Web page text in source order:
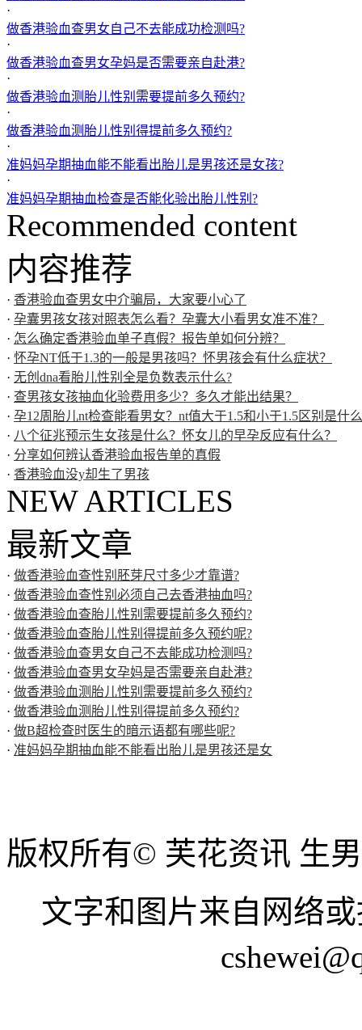
·
做香港验血查男女自己不去能成功检测吗?
·
做香港验血查男女孕妈是否需要亲自赴港?
·
做香港验血测胎儿性别需要提前多久预约?
·
做香港验血测胎儿性别得提前多久预约?
·
准妈妈孕期抽血能不能看出胎儿是男孩还是女孩?
·
准妈妈孕期抽血检查是否能化验出胎儿性别?
Recommended content
内容推荐
· 香港验血查男女中介骗局，大家要小心了
· 孕囊男孩女孩对照表怎么看？孕囊大小看男女准不准？
· 怎么确定香港验血单子真假？报告单如何分辨？
· 怀孕NT低于1.3的一般是男孩吗？怀男孩会有什么症状？
· 无创dna看胎儿性别全是负数表示什么?
· 查男孩女孩抽血化验费用多少？多久才能出结果？
· 孕12周胎儿nt检查能看男女？nt值大于1.5和小于1.5区别是什
· 八个征兆预示生女孩是什么？怀女儿的早孕反应有什么？
· 分享如何辨认香港验血报告单的真假
· 香港验血没y却生了男孩
NEW ARTICLES
最新文章
· 做香港验血查性别胚芽尺寸多少才靠谱?
· 做香港验血查性别必须自己去香港抽血吗?
· 做香港验血查胎儿性别需要提前多久预约?
· 做香港验血查胎儿性别得提前多久预约呢?
· 做香港验血查男女自己不去能成功检测吗?
· 做香港验血查男女孕妈是否需要亲自赴港?
· 做香港验血测胎儿性别需要提前多久预约?
· 做香港验血测胎儿性别得提前多久预约?
· 做B超检查时医生的暗示语都有哪些呢?
· 准妈妈孕期抽血能不能看出胎儿是男孩还是女
版权所有© 芙花资讯 生
文字和图片来自网络